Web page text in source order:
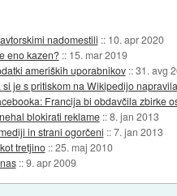
nadomestili :: 10. apr 2020
eno kazen? :: 15. mar 2019
ameriških uporabnikov ::31. avg
je s pritiskom na Wikipedijo
Francija bi obdavčila zbirke
blokirati reklame ::8. jan 2013
in strani ogorčeni ::7. jan 2013
tretjino ::25. maj 2010
::9. apr 2009